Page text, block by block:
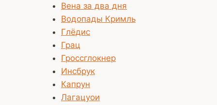
меню
Вена за два дня
Водопады Кримль
Глёдис
Грац
Гроссглокнер
Инсбрук
Капрун
Лагацуои